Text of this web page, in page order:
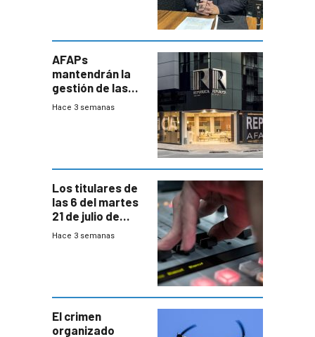
AFAPs
mantendrán la
gestión de las
cuentas
Hace 3 semanas
Los titulares de
las 6 del martes
21 de julio de
2026
Hace 3 semanas
El crimen
organizado